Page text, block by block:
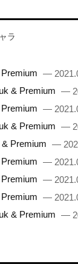
ラ
—
& Premium —
—
& Premium —
Premium —
—
—
—
& Premium —